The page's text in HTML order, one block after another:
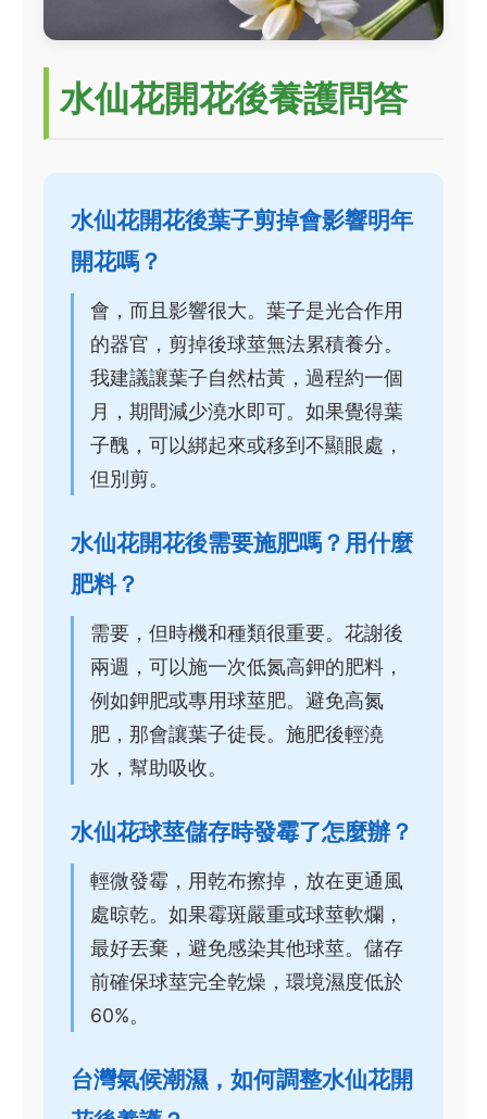
水仙花開花後養護問答
水仙花開花後葉子剪掉會影響明年
開花嗎？
會，而且影響很大。葉子是光合作用
的器官，剪掉後球莖無法累積養分。
我建議讓葉子自然枯黃，過程約一個
月，期間減少澆水即可。如果覺得葉
子醜，可以綁起來或移到不顯眼處，
但別剪。
水仙花開花後需要施肥嗎？用什麼
肥料？
需要，但時機和種類很重要。花謝後
兩週，可以施一次低氮高鉀的肥料，
例如鉀肥或專用球莖肥。避免高氮
肥，那會讓葉子徒長。施肥後輕澆
水，幫助吸收。
水仙花球莖儲存時發霉了怎麼辦？
輕微發霉，用乾布擦掉，放在更通風
處晾乾。如果霉斑嚴重或球莖軟爛，
最好丟棄，避免感染其他球莖。儲存
前確保球莖完全乾燥，環境濕度低於
60%。
台灣氣候潮濕，如何調整水仙花開